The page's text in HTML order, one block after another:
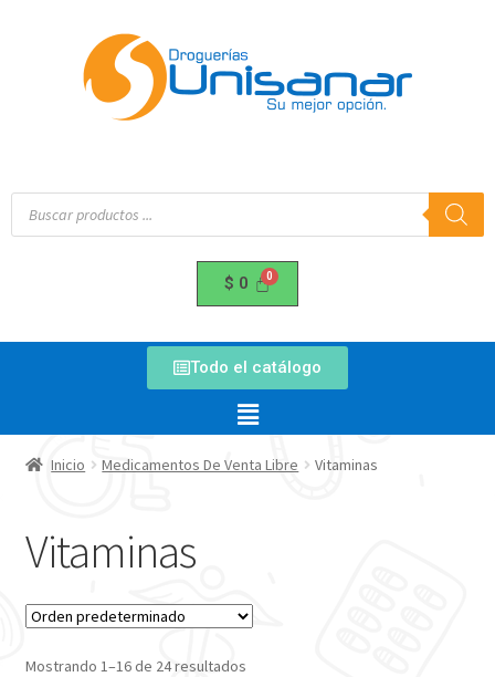
$ 0
Todo el catálogo
Inicio Medicamentos De Venta Libre Vitaminas
Vitaminas
Mostrando 1–16 de 24 resultados